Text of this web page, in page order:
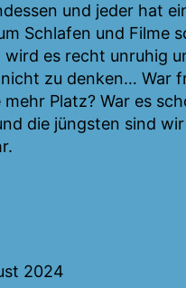
und jeder hat
Schlafen und Filme
es recht unruhig
zu denken… War
Platz? War es
die jüngsten sind
2024